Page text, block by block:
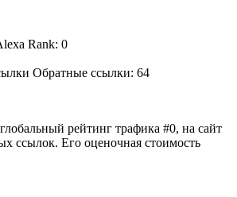
Rank: 0
Обратные ссылки: 64
рейтинг трафика #0, на сайт
ссылок. Его оценочная стоимость